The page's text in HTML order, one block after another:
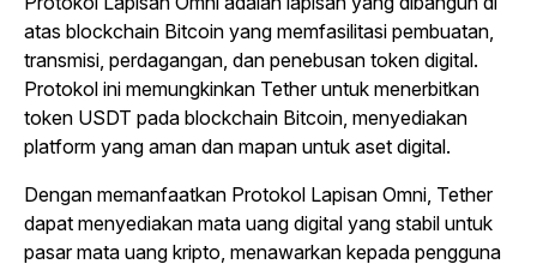
atas blockchain Bitcoin yang memfasilitasi pembuatan,
transmisi, perdagangan, dan penebusan token digital.
Protokol ini memungkinkan Tether untuk menerbitkan
token USDT pada blockchain Bitcoin, menyediakan
platform yang aman dan mapan untuk aset digital.
Dengan memanfaatkan Protokol Lapisan Omni, Tether
dapat menyediakan mata uang digital yang stabil untuk
pasar mata uang kripto, menawarkan kepada pengguna